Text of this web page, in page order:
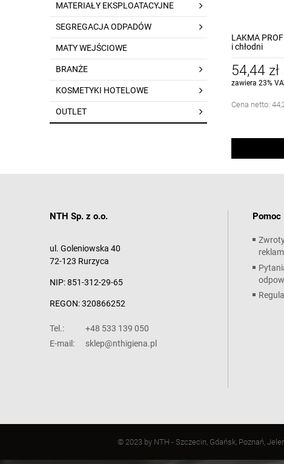
MATERIAŁY EKSPLOATACYJNE
SEGREGACJA ODPADÓW
MATY WEJŚCIOWE
BRANŻE
KOSMETYKI HOTELOWE
OUTLET
LAKMA
i chłodni
54,44 zł
zawiera 23%
Cena netto:
NTH Sp. z o.o.
ul. Goleniowska 40
72-123 Rurzyca
NIP: 851-312-29-65
REGON: 320866252
Tel.:
+48 533 139 050
E-mail:
sklep@nthigiena.pl
Pomoc
© 2023 by NTH - Szczecin, Gdańsk, Poznań,